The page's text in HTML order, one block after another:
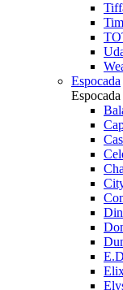
Espocada
Espocada